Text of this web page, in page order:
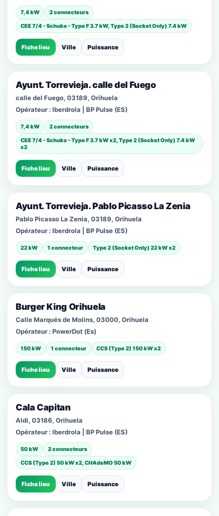
7,4 kW
2 connecteurs
CEE 7/4 - Schuko - Type F 3.7 kW, Type 2 (Socket Only) 7.4 kW
Fiche lieu Ville Puissance
Ayunt. Torrevieja. calle del Fuego
calle del Fuego, 03189, Orihuela
Opérateur : Iberdrola | BP Pulse (ES)
7,4 kW
2 connecteurs
CEE 7/4 - Schuko - Type F 3.7 kW x2, Type 2 (Socket Only) 7.4 kW
x2
Fiche lieu Ville Puissance
Ayunt. Torrevieja. Pablo Picasso La Zenia
Pablo Picasso La Zenia, 03189, Orihuela
Opérateur : Iberdrola | BP Pulse (ES)
22 kW 1 connecteur Type 2 (Socket Only) 22 kW x2
Fiche lieu Ville Puissance
Burger King Orihuela
Calle Marqués de Molins, 03000, Orihuela
Opérateur : PowerDot (Es)
150 kW 1 connecteur CCS (Type 2) 150 kW x2
Fiche lieu Ville Puissance
Cala Capitan
Aldi, 03186, Orihuela
Opérateur : Iberdrola | BP Pulse (ES)
50 kW
2 connecteurs
CCS (Type 2) 50 kW x2, CHAdeMO 50 kW
Fiche lieu Ville Puissance